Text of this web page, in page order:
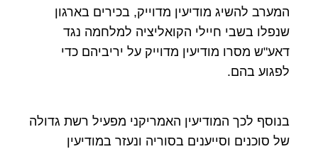
המערב להשיג מודיעין מדוייק, בכירים בארגון
שנפלו בשבי חיילי הקואליציה למלחמה נגד
דאע"ש מסרו מודיעין מדוייק על יריביהם כדי
לפגוע בהם.
בנוסף לכך המודיעין האמריקני מפעיל רשת גדולה
של סוכנים וסייענים בסוריה ונעזר במודיעין